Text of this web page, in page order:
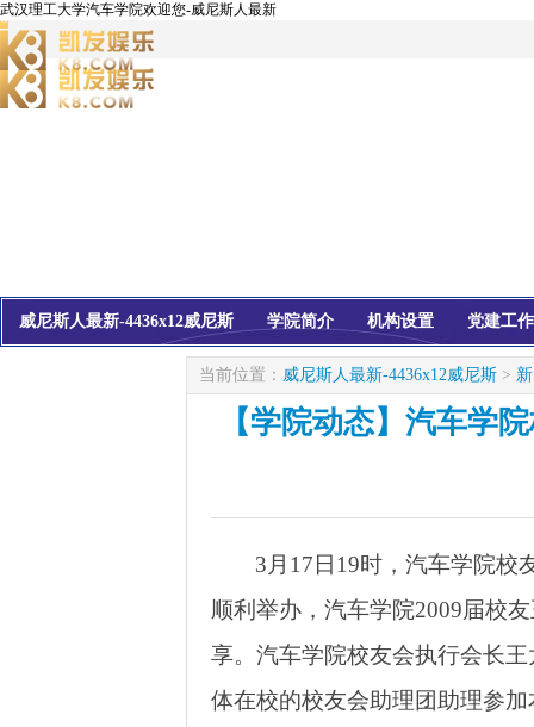
武汉理工大学汽车学院欢迎您-威尼斯人最新
威尼斯人最新-4436x12威尼斯 学院简介 机构设置 党建工作
当前位置： 威尼斯人最新-4436x12威尼斯 >
【学院动态】汽车学
3月17日19时，汽车学院校
顺利举办 ， 汽车学院2009届校
享。汽车学院校友会执行会长
体在校的校友会助理团助理参